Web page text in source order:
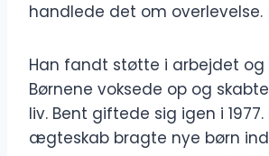
handlede det om overlevelse.
Han fandt støtte i arbejdet og
Børnene voksede op og
liv. Bent giftede sig igen i
ægteskab bragte nye børn